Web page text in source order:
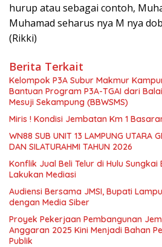
hurup atau sebagai contoh,
Muhamad seharus nya M nya
(Rikki)
Berita Terkait
Kelompok P3A Subur Makmur
Bantuan Program P3A-TGAI dari
Mesuji Sekampung (BBWSMS)
Miris ! Kondisi Jembatan Km 1
WN88 SUB UNIT 13 LAMPUNG UTARA
DAN SILATURAHMI TAHUN 2026
Konflik Jual Beli Telur di Hulu Sungkai
Lakukan Mediasi
Audiensi Bersama JMSI, Bupati
dengan Media Siber
Proyek Pekerjaan Pembangunan
Anggaran 2025 Kini Menjadi Bahan
Publik